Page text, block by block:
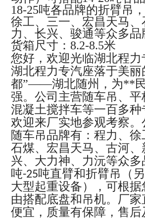
18-25吨各品牌的折臂吊
徐工、三一、宏昌天马、
力、长兴、骏通等众多品
货箱尺寸：8.2-8.5米
您好，欢迎光临湖北程力
湖北程力专汽座落于美
都”——湖北随州，为**
强。公司主营随车吊、平
混凝土搅拌车等一百多种
欢迎来厂实地参观考察。
随车吊品牌有：程力、徐
石煤、宏昌天马、古河、
兴、大力神、力沅等众多
吨-25吨直臂和折臂吊（
大型起重设备），可根据
由搭配底盘和吊机。厂
便宜，质量有保障，售后